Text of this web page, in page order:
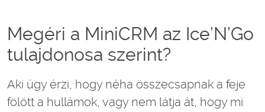
Megéri a MiniCRM az Ice’N’Go
tulajdonosa szerint?
Aki úgy érzi, hogy néha összecsapnak a feje
fölött a hullámok, vagy nem látja át, hogy mi